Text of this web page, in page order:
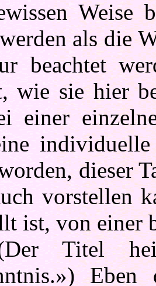
Weise
als die
beachtet
wie sie hier
einer
dieser
vorstellen
ist, von einer
Titel